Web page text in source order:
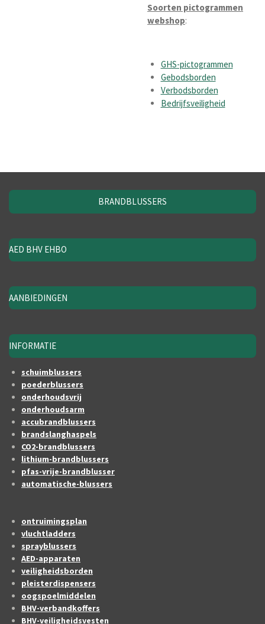
Soorten pictogrammen
webshop:
GHS-pictogrammen
Gebodsborden
Verbodsborden
Bedrijfsveiligheid
BRANDBLUSSERS
AED BHV EHBO
AANBIEDINGEN
INFORMATIE
schuimblussers
poederblussers
onderhoudsvrij
onderhoudsarm
accubrandblussers
brandslanghaspels
CO2-brandblussers
lithium-brandblussers
pfas-vrije-brandblusser
automatische-blussers
ontruimingsplan
vluchtladders
sprayblussers
AED-apparaten
veiligheidsborden
pleisterdispensers
oogspoelmiddelen
BHV-verbandkoffers
BHV-veiligheidsvesten